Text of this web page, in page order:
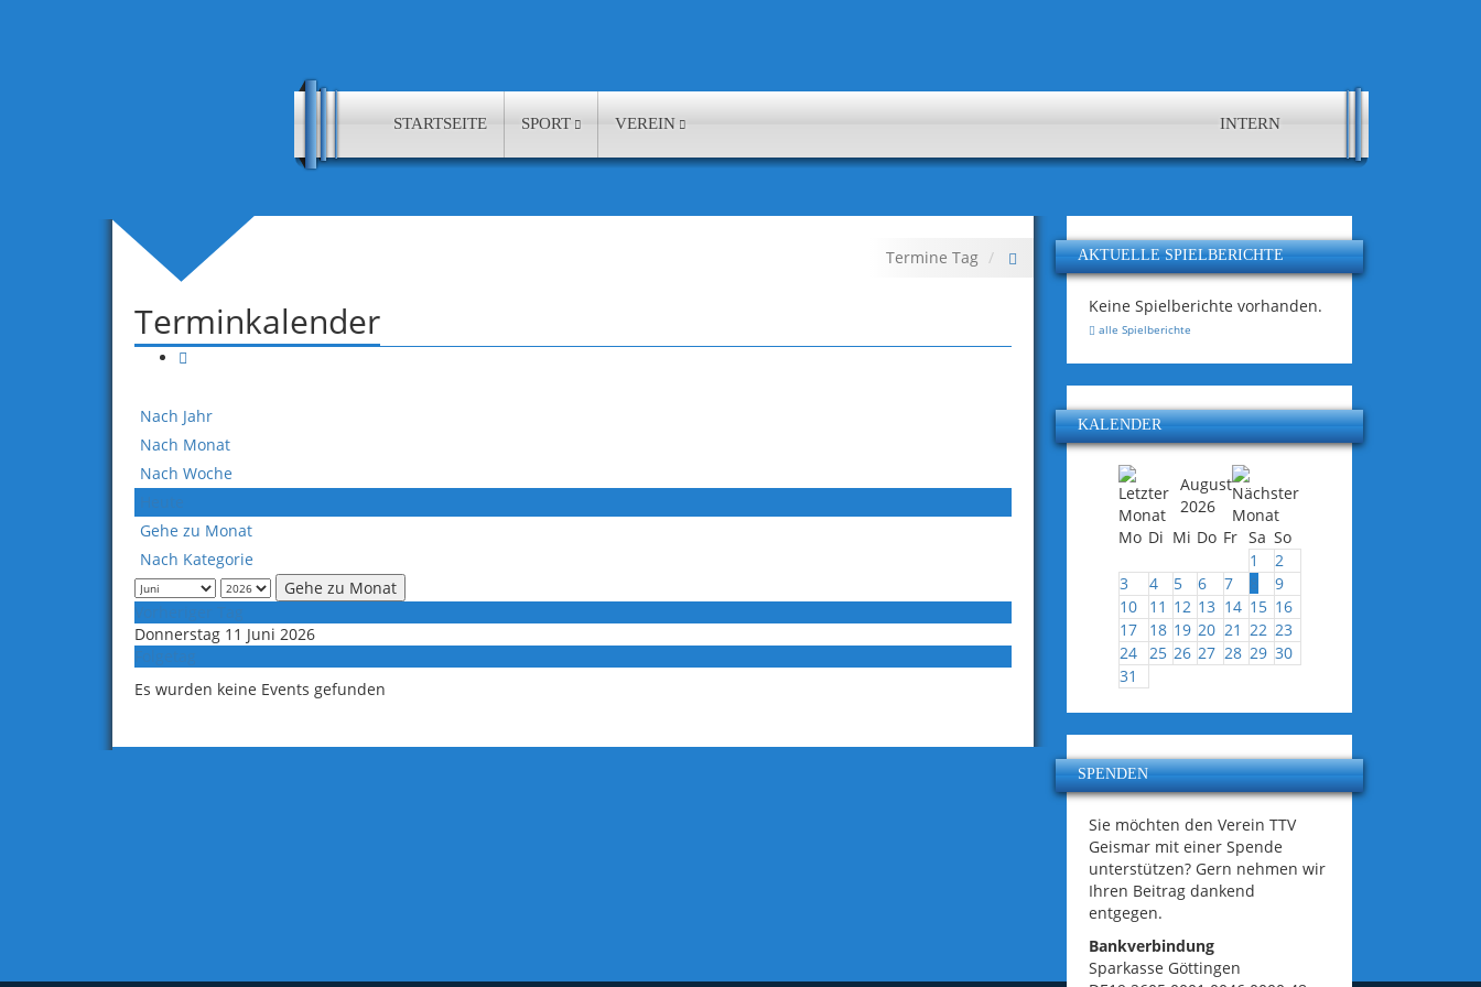
STARTSEITE SPORT VEREIN INTERN
Termine Tag
Terminkalender
Nach Jahr
Nach Monat
Nach Woche
Gehe zu Monat
Nach Kategorie
Gehe zu Monat
Donnerstag 11 Juni 2026
Es wurden keine Events gefunden
AKTUELLE SPIELBERICHTE
Keine Spielberichte vorhanden.
alle Spielberichte
KALENDER
August
2026
Mo Di Mi Do Fr Sa So
1
2
3
4 5 6 7
9
10
11 12 13 14 15 16
17
18 19 20 21 22 23
24 25 26 27 28 29 30
31
SPENDEN
Sie möchten den Verein TTV
Geismar mit einer Spende
unterstützen? Gern nehmen wir
Ihren Beitrag dankend
entgegen.
Bankverbindung
Sparkasse Göttingen